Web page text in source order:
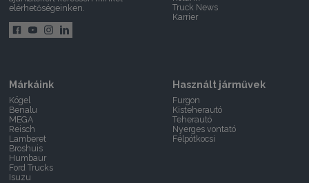
elérhetőségeinken.
Truck News
Karrier
Márkáink
Kögel
Benalu
MEGA
Reisch
Lamberet
Broshuis
Humbaur
Ford Trucks
Isuzu
Használt járművek
Furgon
Kisteherautó
Teherautó
Nyerges vontató
Félpótkocsi